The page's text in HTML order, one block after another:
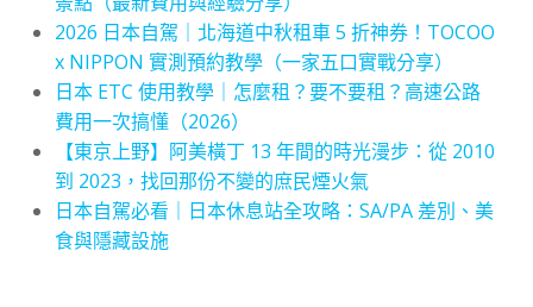
2026 日本自駕｜北海道中秋租車 5 折神券！TOCOO
x NIPPON 實測預約教學（一家五口實戰分享）
日本 ETC 使用教學｜怎麼租？要不要租？高速公路
費用一次搞懂（2026）
【東京上野】阿美橫丁 13 年間的時光漫步：從 2010
到 2023，找回那份不變的庶民煙火氣
日本自駕必看｜日本休息站全攻略：SA/PA 差別、美
食與隱藏設施